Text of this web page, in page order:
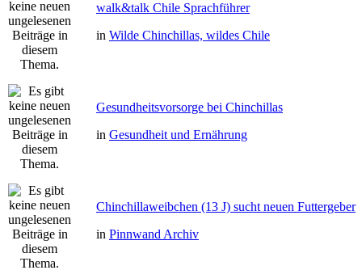
walk&talk Chile Sprachführer
in Wilde Chinchillas, wildes Chile
Gesundheitsvorsorge bei Chinchillas
in Gesundheit und Ernährung
Chinchillaweibchen (13 J) sucht neuen Futtergeber
in Pinnwand Archiv